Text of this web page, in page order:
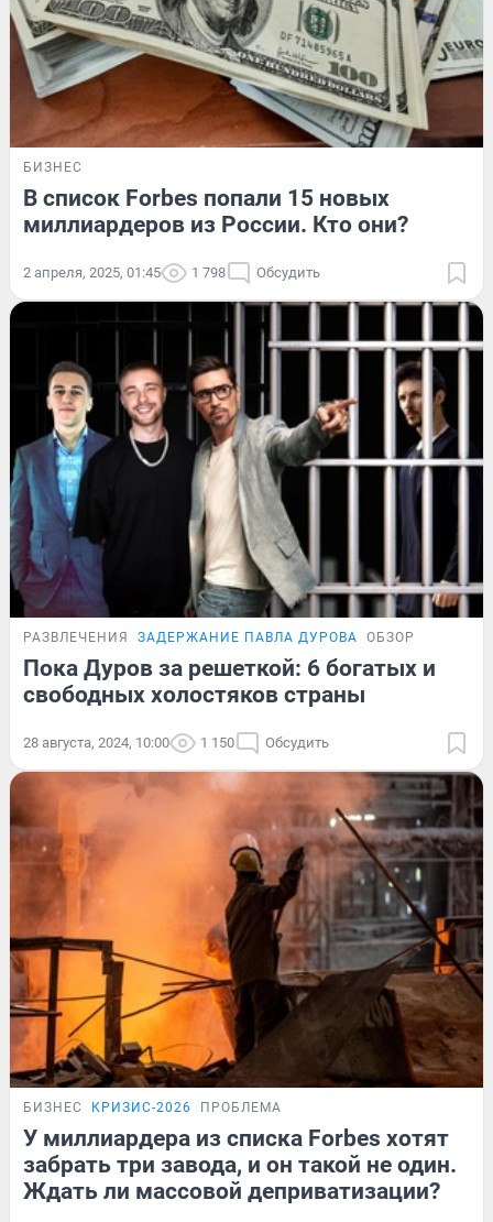
БИЗНЕС
В список Forbes попали 15 новых
миллиардеров из России. Кто они?
2 апреля, 2025, 01:45 1 798 Обсудить
РАЗВЛЕЧЕНИЯ ЗАДЕРЖАНИЕ ПАВЛА ДУРОВА ОБЗОР
Пока Дуров за решеткой: 6 богатых и
свободных холостяков страны
28 августа, 2024, 10:00 1 150 Обсудить
БИЗНЕС КРИЗИС-2026 ПРОБЛЕМА
У миллиардера из списка Forbes хотят
забрать три завода, и он такой не один.
Ждать ли массовой деприватизации?